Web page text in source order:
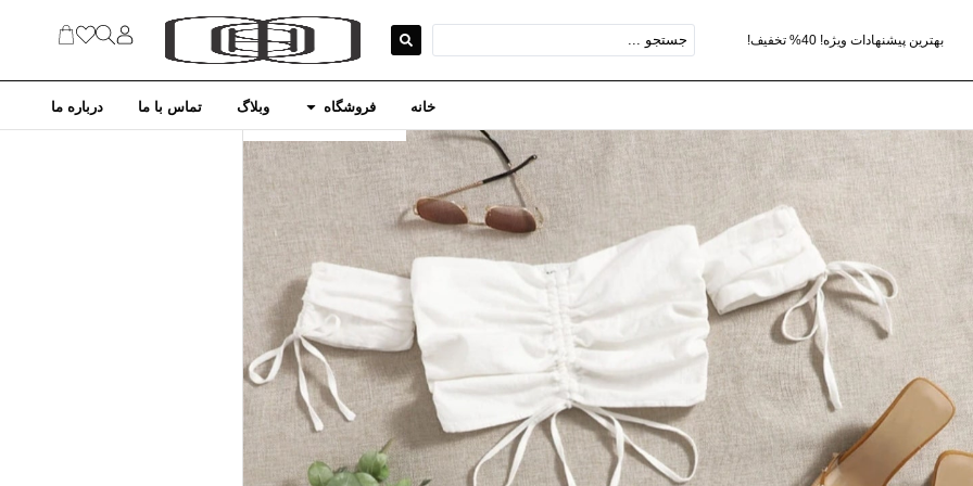
بهترین پیشنهادات ویژه! 40% تخفیف!
خانه فروشگاه وبلاگ تماس با ما درباره ما